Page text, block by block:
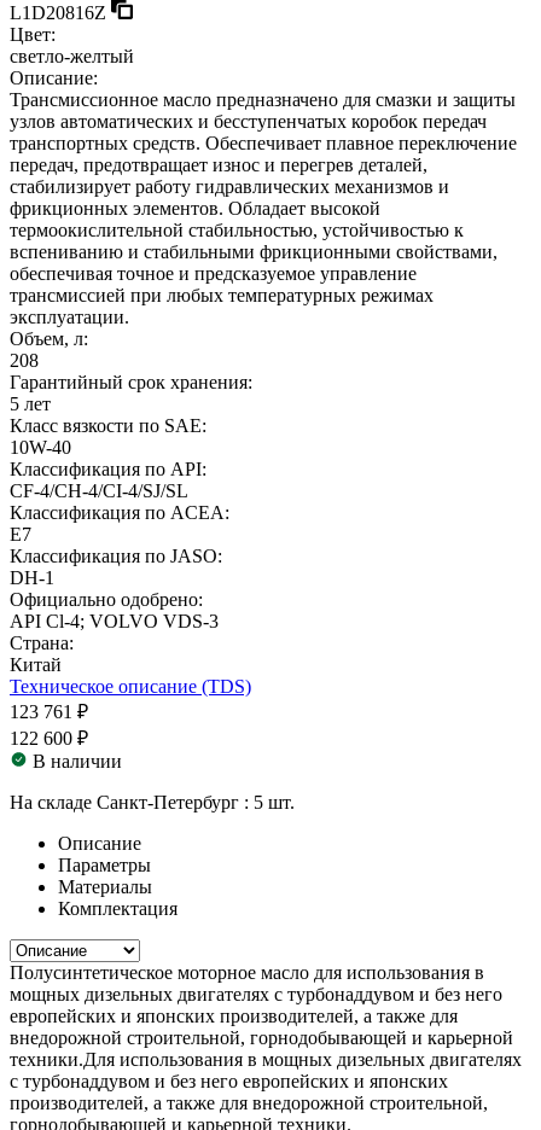
L1D20816Z
Цвет:
светло-желтый
Описание:
Трансмиссионное масло предназначено для смазки и защиты
узлов автоматических и бесступенчатых коробок передач
транспортных средств. Обеспечивает плавное переключение
передач, предотвращает износ и перегрев деталей,
стабилизирует работу гидравлических механизмов и
фрикционных элементов. Обладает высокой
термоокислительной стабильностью, устойчивостью к
вспениванию и стабильными фрикционными свойствами,
обеспечивая точное и предсказуемое управление
трансмиссией при любых температурных режимах
эксплуатации.
Объем, л:
208
Гарантийный срок хранения:
5 лет
Класс вязкости по SAE:
10W-40
Классификация по API:
CF-4/CH-4/CI-4/SJ/SL
Классификация по ACEA:
E7
Классификация по JASO:
DH-1
Официально одобрено:
API Cl-4; VOLVO VDS-3
Страна:
Китай
Техническое описание (TDS)
123 761 ₽
122 600 ₽
В наличии
На складе Санкт-Петербург : 5 шт.
Описание
Параметры
Материалы
Комплектация
Полусинтетическое моторное масло для использования в
мощных дизельных двигателях с турбонаддувом и без него
европейских и японских производителей, а также для
внедорожной строительной, горнодобывающей и карьерной
техники.Для использования в мощных дизельных двигателях
с турбонаддувом и без него европейских и японских
производителей, а также для внедорожной строительной,
горнодобывающей и карьерной техники.